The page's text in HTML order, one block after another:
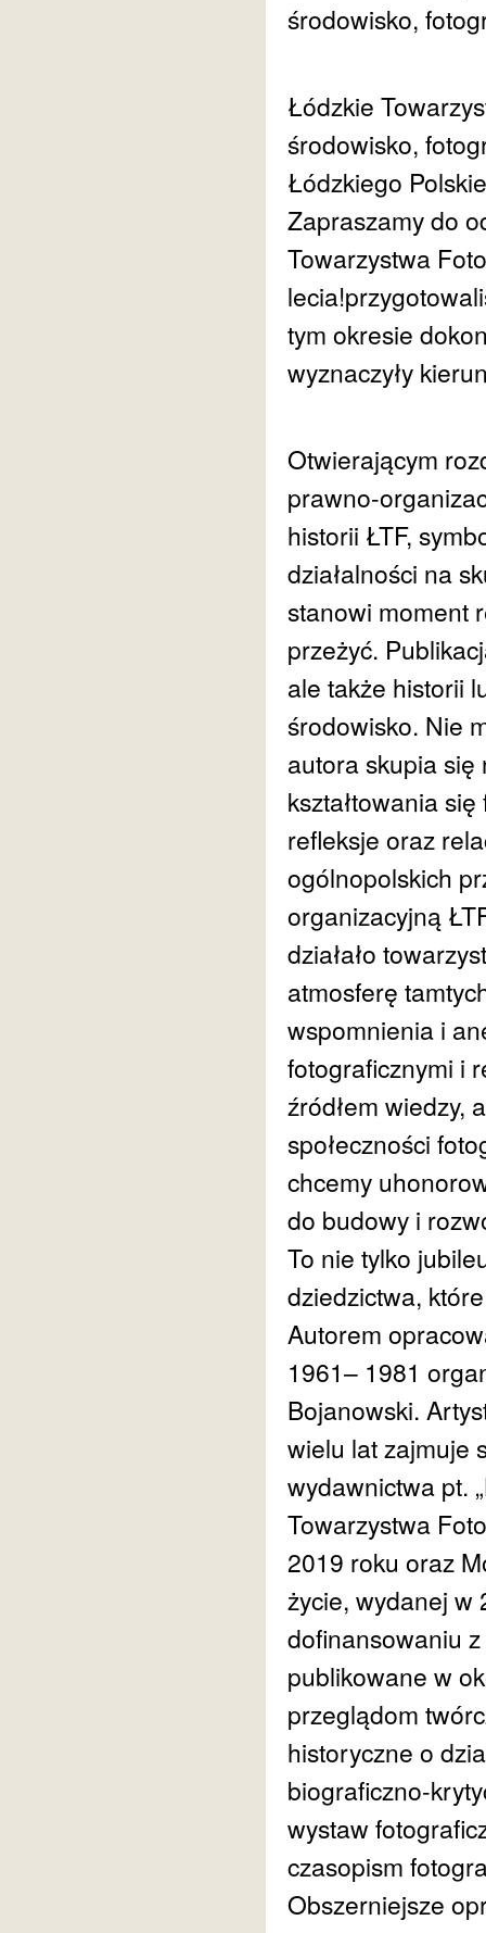
środowisko,
Łódzkie
środowisko,
Łódzkiego
Zapraszamy do
Towarzystwa
tym okresie
wyznaczyły
Otwierającym
prawno-
historii ŁTF,
działalności na
stanowi moment
przeżyć.
ale także historii
środowisko. Nie
autora skupia
kształtowania
refleksje oraz
ogólnopolskich
organizacyjną
działało
atmosferę
wspomnienia i
fotograficznymi i
źródłem wiedzy,
społeczności
chcemy
do budowy i
To nie tylko
dziedzictwa,
Autorem
1961– 1981
Bojanowski.
wielu lat zajmuje
wydawnictwa pt.
Towarzystwa
2019 roku oraz
życie, wydanej w
dofinansowaniu
publikowane w
przeglądom
historyczne o
biograficzno-
wystaw
czasopism
Obszerniejsze